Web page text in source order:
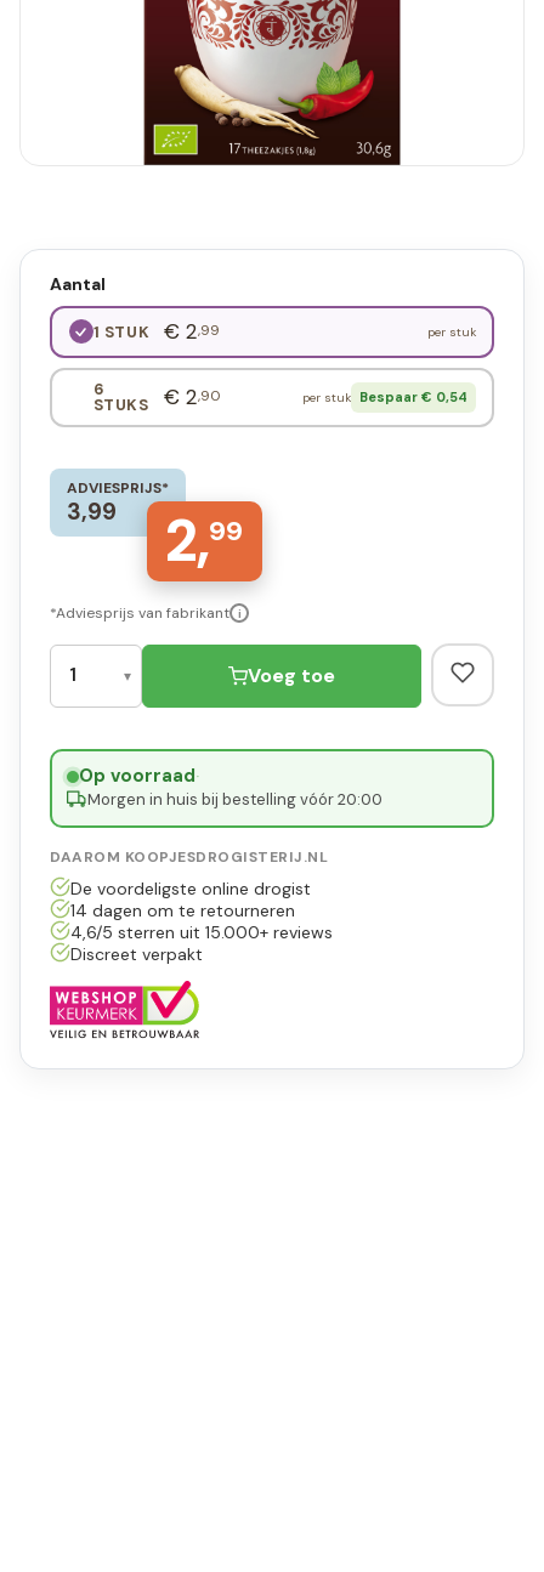
Aantal
1 STUK € 2,99 per stuk
6
STUKS € 2,90 per stuk Bespaar € 0,54
ADVIESPRIJS*
3,99 2,99
*Adviesprijs van fabrikant i
Voeg toe
Op voorraad·
Morgen in huis bij bestelling vóór 20:00
DAAROM KOOPJESDROGISTERIJ.NL
De voordeligste online drogist
14 dagen om te retourneren
4,6/5 sterren uit 15.000+ reviews
Discreet verpakt